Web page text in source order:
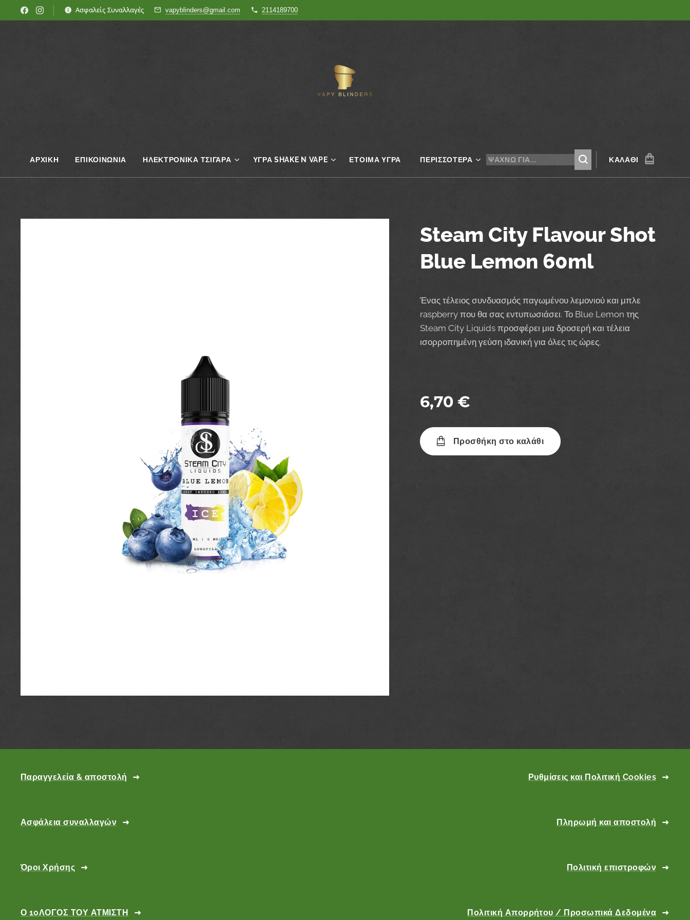
Ασφαλείς Συναλλαγές vapyblinders@gmail.com 2114189700
ΑΡΧΙΚΗ ΕΠΙΚΟΙΝΩΝΊΑ ΗΛΕΚΤΡΟΝΙΚΑ ΤΣΙΓΑΡΑ ΥΓΡΆ SHAKE N VAPE ΈΤΟΙΜΑ ΥΓΡΆ ΠΕΡΙΣΣΌΤΕΡΑ ΚΑΛΆΘΙ
Steam City Flavour Shot
Blue Lemon 60ml
Ένας τέλειος συνδυασμός παγωμένου λεμονιού και μπλε
raspberry που θα σας εντυπωσιάσει. Το Blue Lemon της
Steam City Liquids προσφέρει μια δροσερή και τέλεια
ισορροπημένη γεύση ιδανική για όλες τις ώρες.
6,70 €
Προσθήκη στο καλάθι
Παραγγελεία & αποστολή
Ασφάλεια συναλλαγών
Όροι Χρήσης
Ο 10ΛΟΓΟΣ ΤΟΥ ΑΤΜΙΣΤΗ
Ρυθμίσεις και Πολιτική Cookies
Πληρωμή και αποστολή
Πολιτική επιστροφών
Πολιτική Απορρήτου / Προσωπικά Δεδομένα